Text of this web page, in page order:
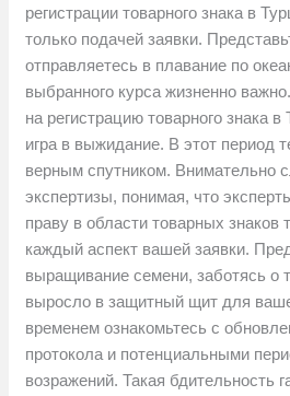
регистрации товарного знака в
только подачей заявки.
отправляетесь в плавание по
выбранного курса жизненно
на регистрацию товарного знака в
игра в выжидание. В этот период
верным спутником. Внимательно
экспертизы, понимая, что
праву в области товарных знаков
каждый аспект вашей заявки.
выращивание семени, заботясь о
выросло в защитный щит для
временем ознакомьтесь с
протокола и потенциальными
возражений. Такая бдительность